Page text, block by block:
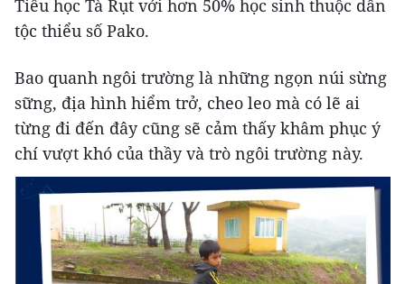
Tiểu học Tà Rụt với hơn 50% học sinh thuộc dân
tộc thiểu số Pako.
Bao quanh ngôi trường là những ngọn núi sừng
sững, địa hình hiểm trở, cheo leo mà có lẽ ai
từng đi đến đây cũng sẽ cảm thấy khâm phục ý
chí vượt khó của thầy và trò ngôi trường này.